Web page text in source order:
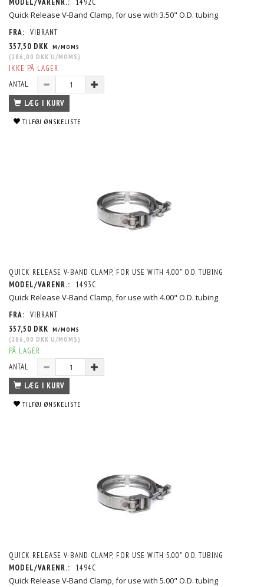
Quick Release V-Band Clamp, for use with 3.50" O.D. tubing
FRA: VIBRANT
357,50 DKK M/MOMS
(286,00 DKK U/MOMS )
IKKE PÅ LAGER
ANTAL
LÆG I KURV
TILFØJ ØNSKELISTE
QUICK RELEASE V-BAND CLAMP, FOR USE WITH 4.00" O.D. TUBING
MODEL/VARENR.:
1493C
Quick Release V-Band Clamp, for use with 4.00" O.D. tubing
FRA: VIBRANT
357,50 DKK M/MOMS
(286,00 DKK U/MOMS )
PÅ LAGER
ANTAL
LÆG I KURV
TILFØJ ØNSKELISTE
QUICK RELEASE V-BAND CLAMP, FOR USE WITH 5.00" O.D. TUBING
MODEL/VARENR.:
1494C
Quick Release V-Band Clamp, for use with 5.00" O.D. tubing